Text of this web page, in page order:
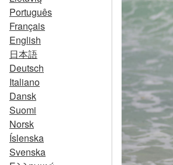
Português
Français
English
日本語
Deutsch
Italiano
Dansk
Suomi
Norsk
Íslenska
Svenska